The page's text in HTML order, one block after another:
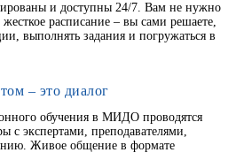
и доступны 24/7. Вам не нужно
жесткое расписание – вы сами решаете,
выполнять задания и погружаться в
– это диалог
обучения в МИДО проводятся
с экспертами, преподавателями,
Живое общение в формате